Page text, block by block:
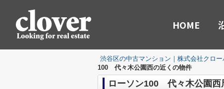
HOME
渋谷区の中古マンション｜株式会社クロー
100 代々木公園西の近くの物件
ローソン100 代々木公園西